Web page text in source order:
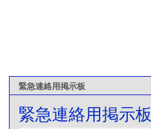
緊急連絡用掲示板
緊急連絡用掲示板